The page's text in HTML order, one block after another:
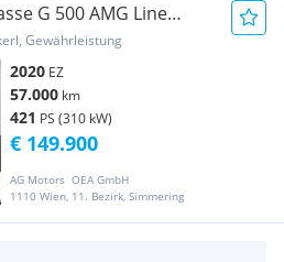
G 500 AMG Line
Ni...
Gewährleistung
2020 EZ
57.000 km
421 PS (310 kW)
AG Motors  OEA GmbH
1110 Wien, 11. Bezirk, Simmering
€ 149.900